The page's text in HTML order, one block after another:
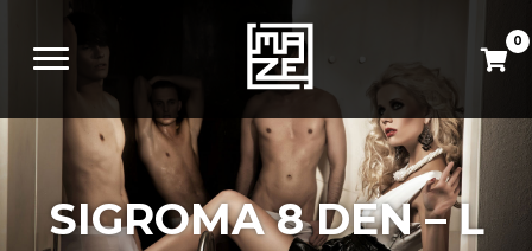
0
SIGROMA 8 DEN – L